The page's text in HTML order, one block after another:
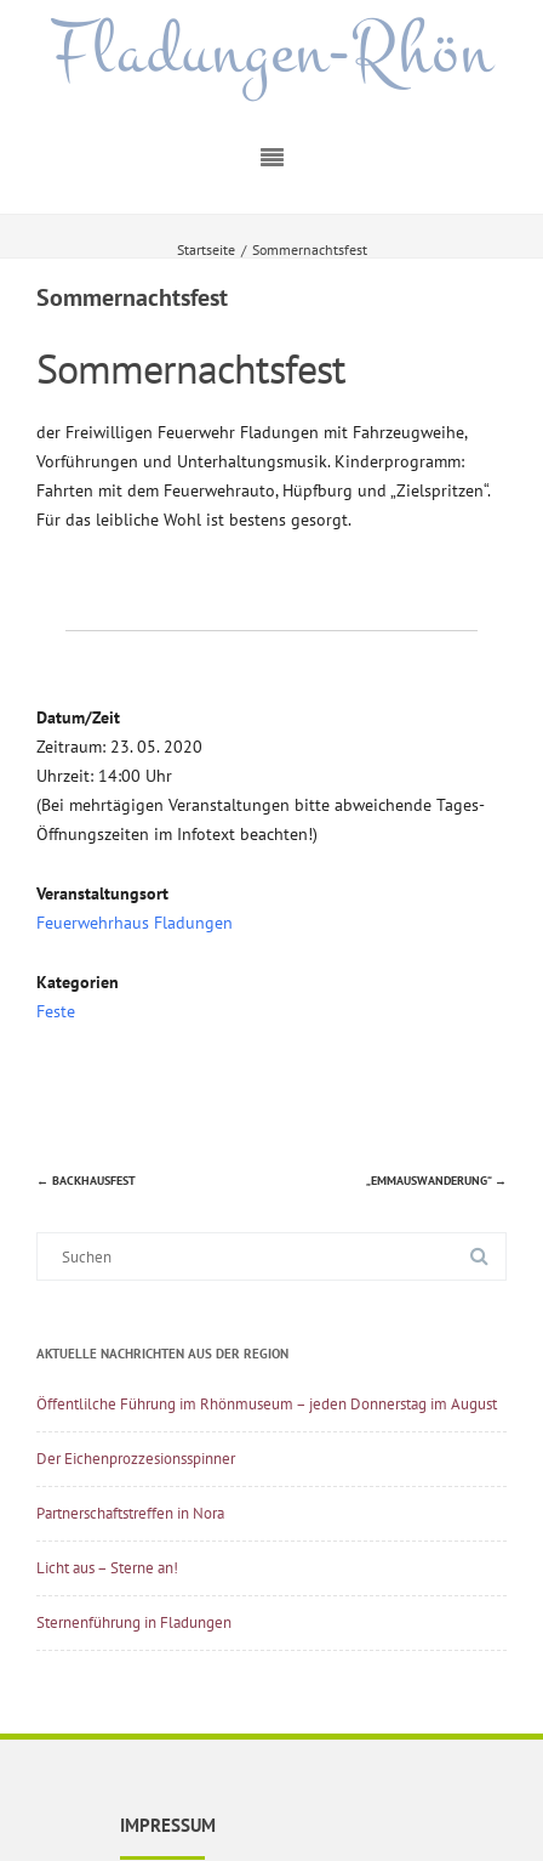
Fladungen-Rhön
Startseite / Sommernachtsfest
Sommernachtsfest
Sommernachtsfest
der Freiwilligen Feuerwehr Fladungen mit Fahrzeugweihe,
Vorführungen und Unterhaltungsmusik. Kinderprogramm:
Fahrten mit dem Feuerwehrauto, Hüpfburg und „Zielspritzen“.
Für das leibliche Wohl ist bestens gesorgt.
Datum/Zeit
Zeitraum: 23. 05. 2020
Uhrzeit: 14:00 Uhr
(Bei mehrtägigen Veranstaltungen bitte abweichende Tages-
Öffnungszeiten im Infotext beachten!)
Veranstaltungsort
Feuerwehrhaus Fladungen
Kategorien
Feste
Beitragsnavigation
← BACKHAUSFEST „EMMAUSWANDERUNG“ →
AKTUELLE NACHRICHTEN AUS DER REGION
Öffentlilche Führung im Rhönmuseum – jeden Donnerstag im August
Der Eichenprozzesionsspinner
Partnerschaftstreffen in Nora
Licht aus – Sterne an!
Sternenführung in Fladungen
IMPRESSUM